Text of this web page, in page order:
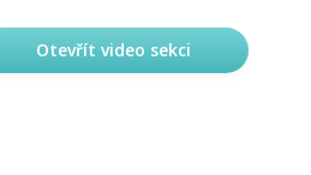
Otevřít video sekci